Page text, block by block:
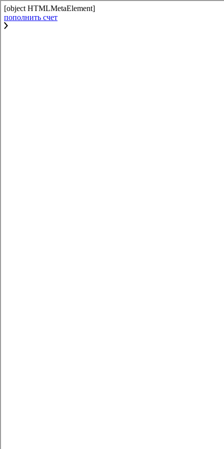
[object HTMLMetaElement]
пополнить счет